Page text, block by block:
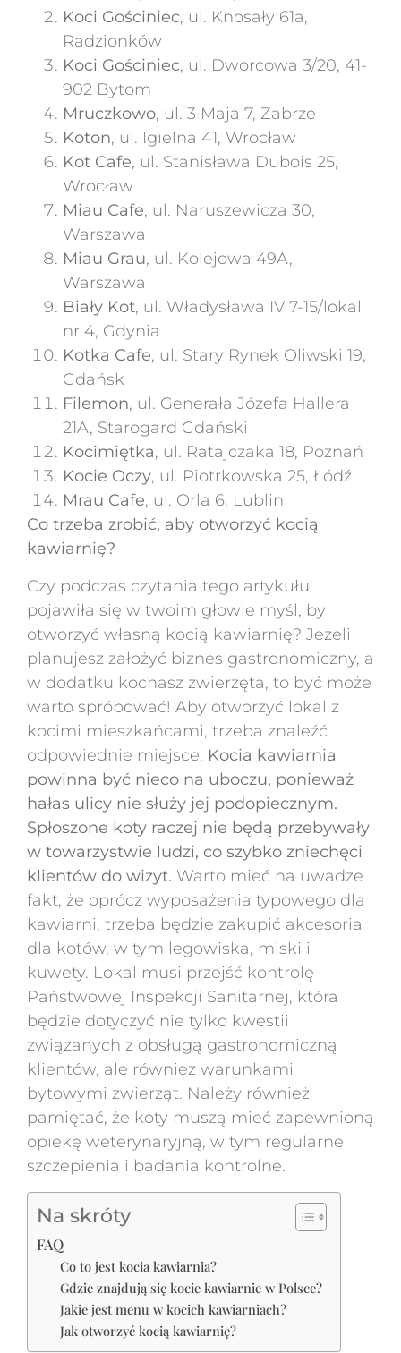
Koci Gościniec, ul. Knosały 61a,
Radzionków
Koci Gościniec, ul. Dworcowa 3/20, 41-
902 Bytom
Mruczkowo, ul. 3 Maja 7, Zabrze
Koton, ul. Igielna 41, Wrocław
Kot Cafe, ul. Stanisława Dubois 25,
Wrocław
Miau Cafe, ul. Naruszewicza 30,
Warszawa
Miau Grau, ul. Kolejowa 49A,
Warszawa
Biały Kot, ul. Władysława IV 7-15/lokal
nr 4, Gdynia
Kotka Cafe, ul. Stary Rynek Oliwski 19,
Gdańsk
Filemon, ul. Generała Józefa Hallera
21A, Starogard Gdański
Kocimiętka, ul. Ratajczaka 18, Poznań
Kocie Oczy, ul. Piotrkowska 25, Łódź
Mrau Cafe, ul. Orla 6, Lublin
Co trzeba zrobić, aby otworzyć kocią
kawiarnię?
Czy podczas czytania tego artykułu
pojawiła się w twoim głowie myśl, by
otworzyć własną kocią kawiarnię? Jeżeli
planujesz założyć biznes gastronomiczny, a
w dodatku kochasz zwierzęta, to być może
warto spróbować! Aby otworzyć lokal z
kocimi mieszkańcami, trzeba znaleźć
odpowiednie miejsce. Kocia kawiarnia
powinna być nieco na uboczu, ponieważ
hałas ulicy nie służy jej podopiecznym.
Spłoszone koty raczej nie będą przebywały
w towarzystwie ludzi, co szybko zniechęci
klientów do wizyt. Warto mieć na uwadze
fakt, że oprócz wyposażenia typowego dla
kawiarni, trzeba będzie zakupić akcesoria
dla kotów, w tym legowiska, miski i
kuwety. Lokal musi przejść kontrolę
Państwowej Inspekcji Sanitarnej, która
będzie dotyczyć nie tylko kwestii
związanych z obsługą gastronomiczną
klientów, ale również warunkami
bytowymi zwierząt. Należy również
pamiętać, że koty muszą mieć zapewnioną
opiekę weterynaryjną, w tym regularne
szczepienia i badania kontrolne.
Na skróty
FAQ
Co to jest kocia kawiarnia?
Gdzie znajdują się kocie kawiarnie w Polsce?
Jakie jest menu w kocich kawiarniach?
Jak otworzyć kocią kawiarnię?